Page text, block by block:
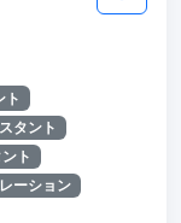
ト
タント
ト
ーション